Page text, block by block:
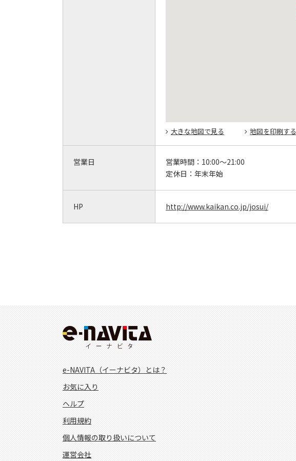
大きな地図で見る 地図を印刷する
営業日 営業時間： 10:00～21:00
定休日： 年末年始
HP http://www.kaikan.co.jp/josui/
e-NAVITA（イーナビタ）とは？
お気に入り
ヘルプ
利用規約
個人情報の取り扱いについて
運営会社